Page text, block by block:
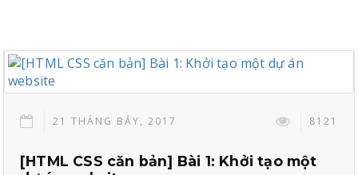
21 THÁNG BẢY, 2017 8121
[HTML CSS căn bản] Bài 1: Khởi tạo một